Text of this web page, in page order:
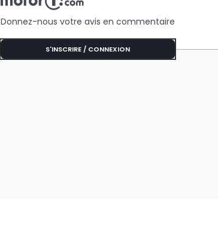
Donnez-nous votre avis en commentaire
S'INSCRIRE / CONNEXION